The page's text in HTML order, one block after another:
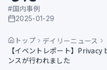
#国内事例
公開日
2025-01-29
トップ
デイリーニュース
【イベントレポート】
ンスが行われました